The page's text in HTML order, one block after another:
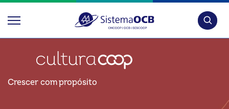
Crescer com propósito